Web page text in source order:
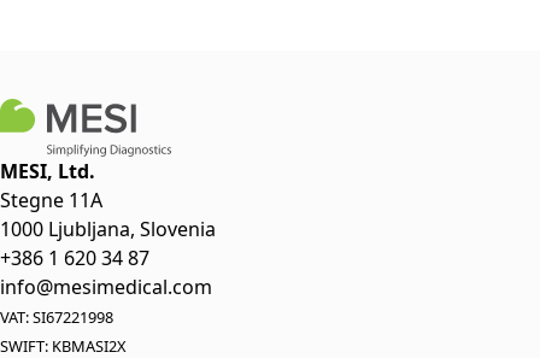
MESI, Ltd.
Stegne 11A
1000 Ljubljana, Slovenia
+386 1 620 34 87
info@mesimedical.com
VAT: SI67221998
SWIFT: KBMASI2X